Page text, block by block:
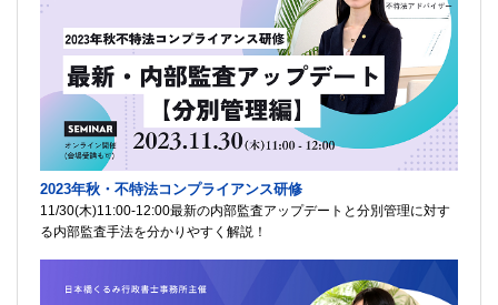
2023年秋・不特法コンプライアンス研修
11/30(木)11:00-12:00最新の内部監査アップデートと分別管理に対す
る内部監査手法を分かりやすく解説！